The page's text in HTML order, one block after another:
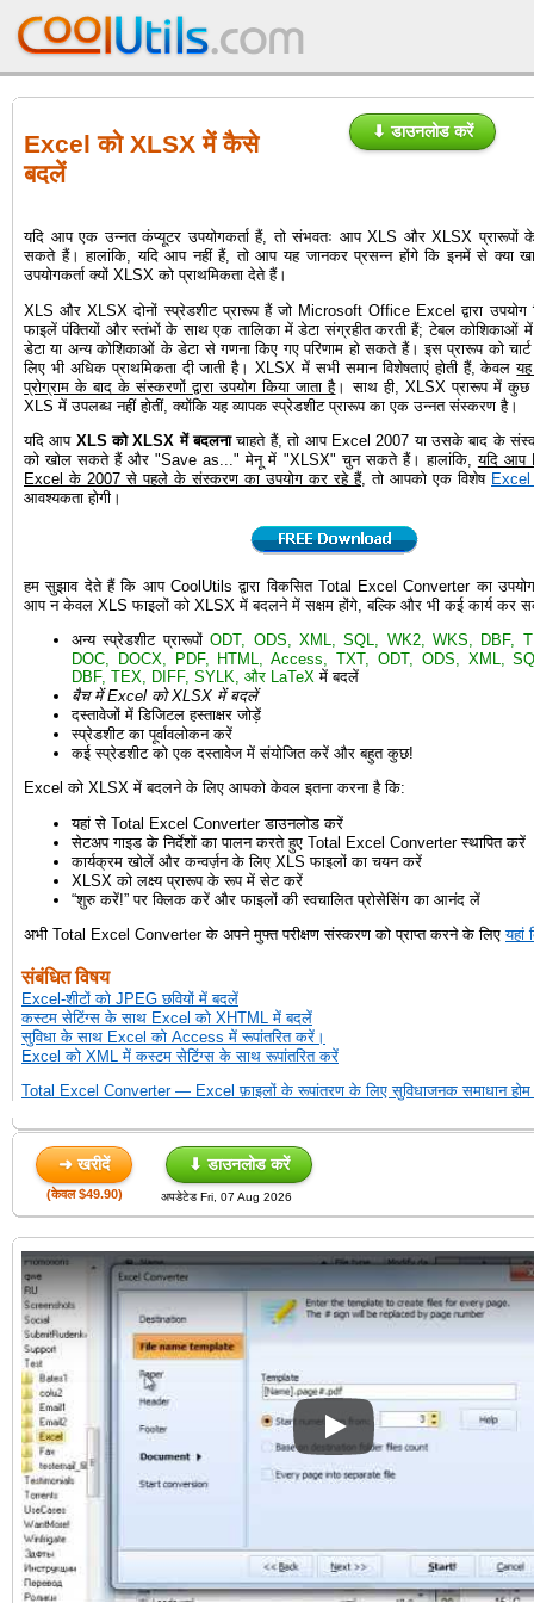
Excel को XLSX में कैसे
बदलें
⬇ डाउनलोड करें
यदि आप एक उन्नत कंप्यूटर उपयोगकर्ता हैं, तो संभवतः आप XLS और XLSX प्रारूपों
सकते हैं। हालांकि, यदि आप नहीं हैं, तो आप यह जानकर प्रसन्न होंगे कि इनमें से क्या
उपयोगकर्ता क्यों XLSX को प्राथमिकता देते हैं।
XLS और XLSX दोनों स्प्रेडशीट प्रारूप हैं जो Microsoft Office Excel द्वारा
फाइलें पंक्तियों और स्तंभों के साथ एक तालिका में डेटा संग्रहीत करती हैं; टेबल कोशिकाओं
डेटा या अन्य कोशिकाओं के डेटा से गणना किए गए परिणाम हो सकते हैं। इस प्रारूप को
लिए भी अधिक प्राथमिकता दी जाती है। XLSX में सभी समान विशेषताएं होती हैं, केवल
प्रोग्राम के बाद के संस्करणों द्वारा उपयोग किया जाता है। साथ ही, XLSX प्रारूप में कुछ
XLS में उपलब्ध नहीं होतीं, क्योंकि यह व्यापक स्प्रेडशीट प्रारूप का एक उन्नत संस्करण है।
यदि आप XLS को XLSX में बदलनाचाहते हैं, तो आप Excel 2007 या उसके बाद के
को खोल सकते हैं और "Save as..." मेनू में "XLSX" चुन सकते हैं। हालांकि,यदि आप
Excel के 2007 से पहले के संस्करण का उपयोग कर रहे हैं, तो आपको एक विशेष Excel
आवश्यकता होगी।
हम सुझाव देते हैं कि आप CoolUtils द्वारा विकसित Total Excel Converter का
आप न केवल XLS फाइलों को XLSX में बदलने में सक्षम होंगे, बल्कि और भी कई कार्य कर
अन्य स्प्रेडशीट प्रारूपोंODT, ODS, XML, SQL, WK2, WKS, DBF,
DOC, DOCX, PDF, HTML, Access, TXT, ODT, ODS, XML,
DBF, TEX, DIFF, SYLK, और LaTeX में बदलें
बैच में Excel को XLSX में बदलें
दस्तावेजों में डिजिटल हस्ताक्षर जोड़ें
स्प्रेडशीट का पूर्वावलोकन करें
कई स्प्रेडशीट को एक दस्तावेज में संयोजित करें और बहुत कुछ!
Excel को XLSX में बदलने के लिए आपको केवल इतना करना है कि:
यहां से Total Excel Converter डाउनलोड करें
सेटअप गाइड के निर्देशों का पालन करते हुए Total Excel Converter स्थापित करें
कार्यक्रम खोलें और कन्वर्ज़न के लिए XLS फाइलों का चयन करें
XLSX को लक्ष्य प्रारूप के रूप में सेट करें
“शुरु करें!” पर क्लिक करें और फाइलों की स्वचालित प्रोसेसिंग का आनंद लें
अभी Total Excel Converter के अपने मुफ्त परीक्षण संस्करण को प्राप्त करने के लिएयहां
संबंधित विषय
Excel-शीटों को JPEG छवियों में बदलें
कस्टम सेटिंग्स के साथ Excel को XHTML में बदलें
सुविधा के साथ Excel को Access में रूपांतरित करें।
Excel को XML में कस्टम सेटिंग्स के साथ रूपांतरित करें
Total Excel Converter — Excel फ़ाइलों के रूपांतरण के लिए सुविधाजनक समाधान होम
➜ खरीदें ⬇ डाउनलोड करें
(केवल $49.90) अपडेटेड Fri, 07 Aug 2026
Play